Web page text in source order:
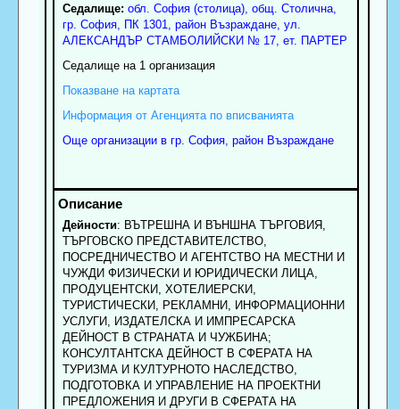
Седалище: обл. София (столица), общ. Столична,
гр. София, ПК 1301 район Възраждане, ул.
АЛЕКСАНДЪР СТАМБОЛИЙСКИ № 17, ет. ПАРТЕР
Седалище на 1 организация
Показване на картата
Информация от Агенцията по вписванията
Още организации в гр. София, район Възраждане
Дейности: ВЪТРЕШНА И ВЪНШНА ТЪРГОВИЯ,
ТЪРГОВСКО ПРЕДСТАВИТЕЛСТВО,
ПОСРЕДНИЧЕСТВО И АГЕНТСТВО НА МЕСТНИ И
ЧУЖДИ ФИЗИЧЕСКИ И ЮРИДИЧЕСКИ ЛИЦА,
ПРОДУЦЕНТСКИ, ХОТЕЛИЕРСКИ,
ТУРИСТИЧЕСКИ, РЕКЛАМНИ, ИНФОРМАЦИОННИ
УСЛУГИ, ИЗДАТЕЛСКА И ИМПРЕСАРСКА
ДЕЙНОСТ В СТРАНАТА И ЧУЖБИНА;
КОНСУЛТАНТСКА ДЕЙНОСТ В СФЕРАТА НА
ТУРИЗМА И КУЛТУРНОТО НАСЛЕДСТВО,
ПОДГОТОВКА И УПРАВЛЕНИЕ НА ПРОЕКТНИ
ПРЕДЛОЖЕНИЯ И ДРУГИ В СФЕРАТА НА